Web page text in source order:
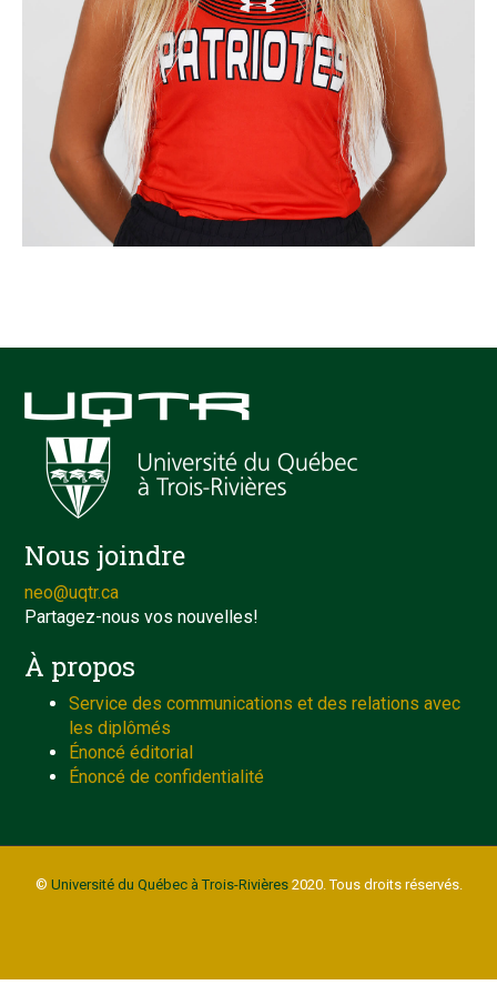
Nous joindre
neo@uqtr.ca
Partagez-nous vos nouvelles!
À propos
Service des communications et des relations avec
les diplômés
Énoncé éditorial
Énoncé de confidentialité
© Université du Québec à Trois-Rivières2020. Tous droits réservés.